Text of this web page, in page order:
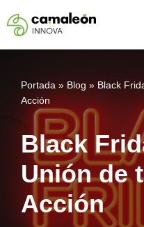
Saltar
Portada » Blog » Black
Acción
Black
Unión de
Acción